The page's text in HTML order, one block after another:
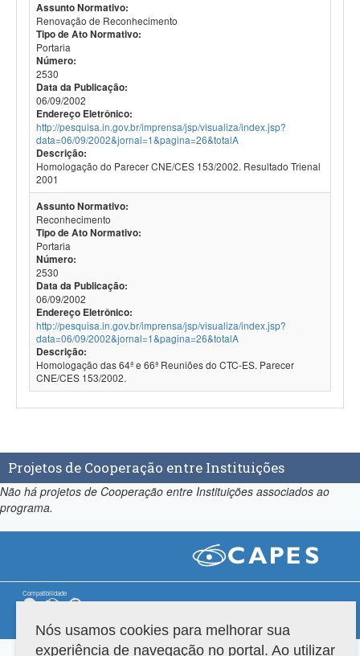
Assunto Normativo:
Renovação de Reconhecimento
Tipo de Ato Normativo:
Portaria
Número:
2530
Data da Publicação:
06/09/2002
Endereço Eletrônico:
http://pesquisa.in.gov.br/imprensa/jsp/visualiza/index.jsp?
data=06/09/2002&jornal=1&pagina=26&totalA
Descrição:
Homologação do Parecer CNE/CES 153/2002. Resultado Trienal
2001
Assunto Normativo:
Reconhecimento
Tipo de Ato Normativo:
Portaria
Número:
2530
Data da Publicação:
06/09/2002
Endereço Eletrônico:
http://pesquisa.in.gov.br/imprensa/jsp/visualiza/index.jsp?
data=06/09/2002&jornal=1&pagina=26&totalA
Descrição:
Homologação das 64ª e 66ª Reuniões do CTC-ES. Parecer
CNE/CES 153/2002.
Projetos de Cooperação entre Instituições
Não há projetos de Cooperação entre Instituições associados ao
programa.
Compatibilidade
Versão do sistema: 3.88.9 Copyright 2022 Capes. Todos os direitos reservados.
Nós usamos cookies para melhorar sua
experiência de navegação no portal. Ao utilizar